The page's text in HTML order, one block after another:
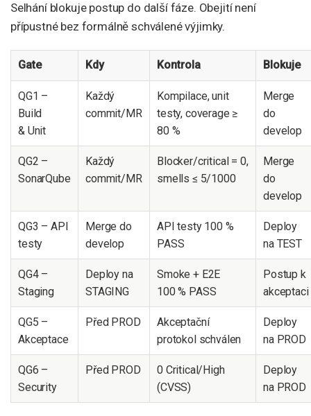
Selhání blokuje postup do další fáze. Obejití není
přípustné bez formálně schválené výjimky.
Gate Kdy Kontrola Blokuje
QG1 –
Build
& Unit
Každý
commit/MR
Kompilace, unit
testy, coverage ≥
80 %
Merge
do
develop
QG2 –
SonarQube
Každý
commit/MR
Blocker/critical = 0,
smells ≤ 5/1000
Merge
do
develop
QG3 – API
testy
Merge do
develop
API testy 100 %
PASS
Deploy
na TEST
QG4 –
Staging
Deploy na
STAGING
Smoke + E2E
100 % PASS
Postup k
akceptaci
QG5 –
Akceptace
Před PROD
Akceptační
protokol schválen
Deploy
na PROD
QG6 –
Security
Před PROD
0 Critical/High
(CVSS)
Deploy
na PROD